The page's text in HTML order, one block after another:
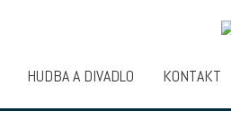
HUDBA A DIVADLO KONTAKT